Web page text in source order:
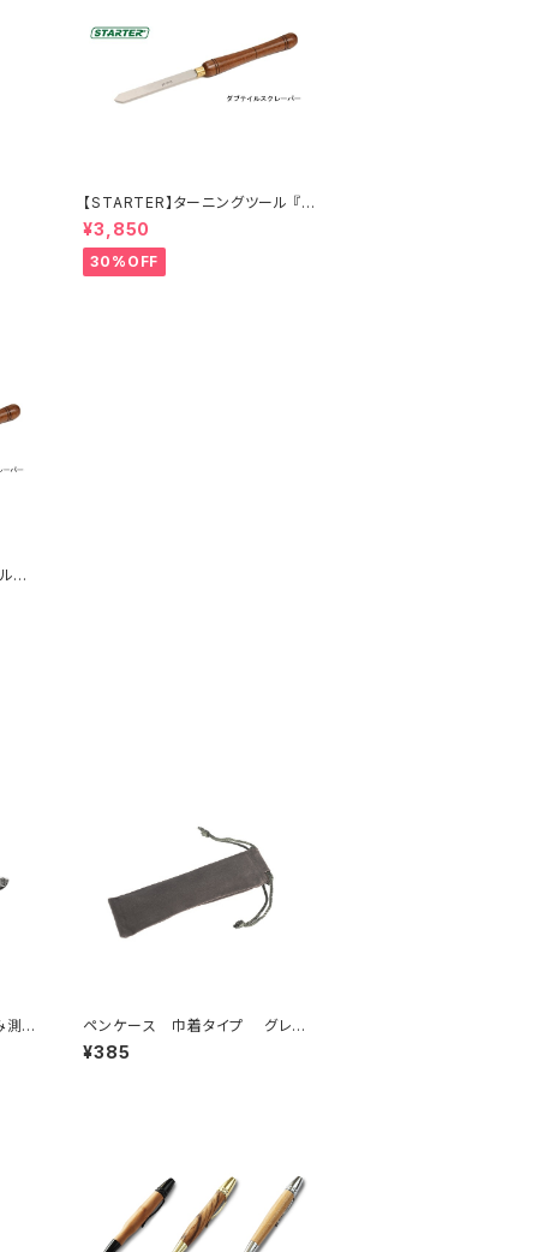
【STARTER】ターニングツール 『ダ
ブテイルスクレーパー 25×6.5mm
』ハイス鋼 旋盤用刃物
¥3,850
30%OFF
ス
旋
り
測定
ペンケース 巾着タイプ グレー
// ブラック
¥385